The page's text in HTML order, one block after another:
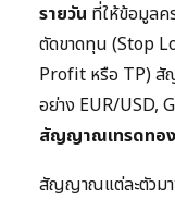
รายวัน ที่ให้ข้อมูล
ตัดขาดทุน (Stop
Profit หรือ TP)
อย่าง EUR/USD,
สัญญาณเทรดทอง
สัญญาณแต่ละตัวม